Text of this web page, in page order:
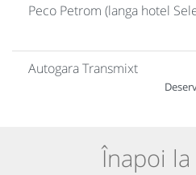
Peco Petrom (langa hotel
Autogara Transmixt
Înapoi